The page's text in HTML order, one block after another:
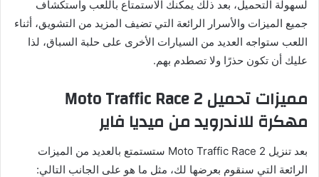
لسهولة التحميل، بعد ذلك يمكنك الاستمتاع باللعب واستكشاف
جميع الميزات والأسرار الرائعة التي تضيف المزيد من التشويق، أثناء
اللعب ستواجه العديد من السيارات الأخرى على حلبة السباق، لذا
عليك أن تكون حذرًا ولا تصطدم بهم.
مميزات تحميل Moto Traffic Race 2
مهكرة للاندرويد من ميديا فاير
بعد تنزيل Moto Traffic Race 2 ستستمتع بالعديد من الميزات
الرائعة التي سنقوم بعرضها لك، مثل ما هو على الجانب التالي: